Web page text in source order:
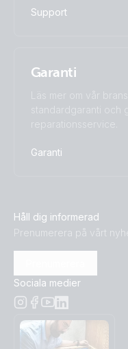
Support
Garanti
Läs mer om vår
standardgaranti och
reparationsservice.
Garanti
Håll dig informerad
Prenumerera på vårt
Sociala medier